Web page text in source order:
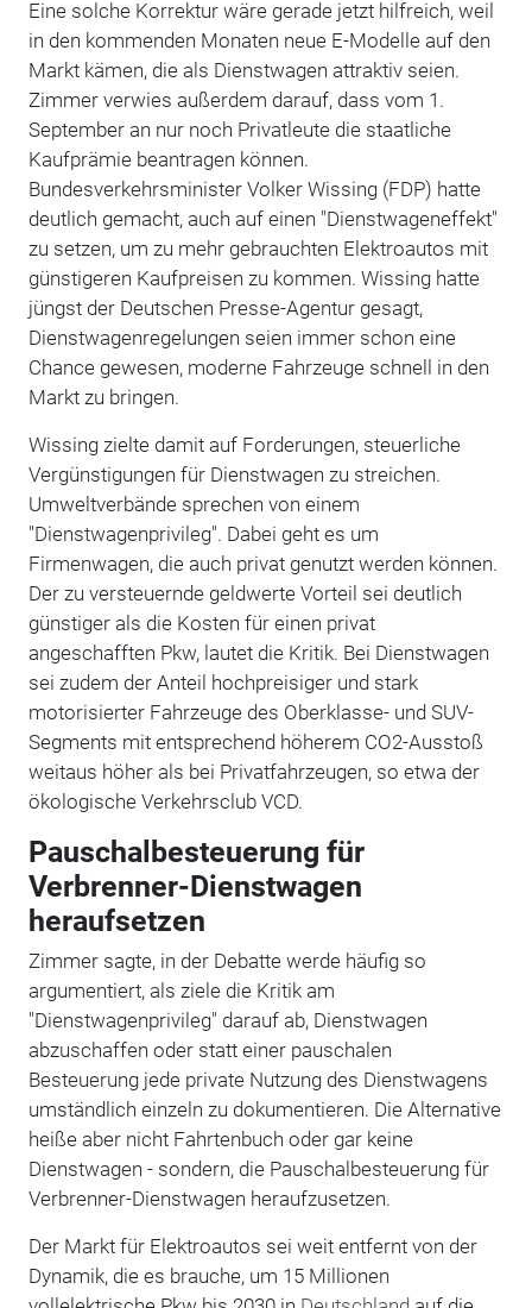
Eine solche Korrektur wäre gerade jetzt hilfreich, weil
in den kommenden Monaten neue E-Modelle auf den
Markt kämen, die als Dienstwagen attraktiv seien.
Zimmer verwies außerdem darauf, dass vom 1.
September an nur noch Privatleute die staatliche
Kaufprämie beantragen können.
Bundesverkehrsminister Volker Wissing (FDP) hatte
deutlich gemacht, auch auf einen "Dienstwageneffekt"
zu setzen, um zu mehr gebrauchten Elektroautos mit
günstigeren Kaufpreisen zu kommen. Wissing hatte
jüngst der Deutschen Presse-Agentur gesagt,
Dienstwagenregelungen seien immer schon eine
Chance gewesen, moderne Fahrzeuge schnell in den
Markt zu bringen.
Wissing zielte damit auf Forderungen, steuerliche
Vergünstigungen für Dienstwagen zu streichen.
Umweltverbände sprechen von einem
"Dienstwagenprivileg". Dabei geht es um
Firmenwagen, die auch privat genutzt werden können.
Der zu versteuernde geldwerte Vorteil sei deutlich
günstiger als die Kosten für einen privat
angeschafften Pkw, lautet die Kritik. Bei Dienstwagen
sei zudem der Anteil hochpreisiger und stark
motorisierter Fahrzeuge des Oberklasse- und SUV-
Segments mit entsprechend höherem CO2-Ausstoß
weitaus höher als bei Privatfahrzeugen, so etwa der
ökologische Verkehrsclub VCD.
Pauschalbesteuerung für
Verbrenner-Dienstwagen
heraufsetzen
Zimmer sagte, in der Debatte werde häufig so
argumentiert, als ziele die Kritik am
"Dienstwagenprivileg" darauf ab, Dienstwagen
abzuschaffen oder statt einer pauschalen
Besteuerung jede private Nutzung des Dienstwagens
umständlich einzeln zu dokumentieren. Die Alternative
heiße aber nicht Fahrtenbuch oder gar keine
Dienstwagen - sondern, die Pauschalbesteuerung für
Verbrenner-Dienstwagen heraufzusetzen.
Der Markt für Elektroautos sei weit entfernt von der
Dynamik, die es brauche, um 15 Millionen